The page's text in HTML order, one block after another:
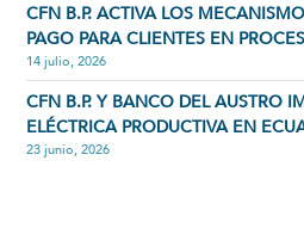
CFN B.P. ACTIVA LOS
PAGO PARA CLIENTES EN
14 julio, 2026
CFN B.P. Y BANCO DEL AUSTRO
ELÉCTRICA PRODUCTIVA EN
23 junio, 2026